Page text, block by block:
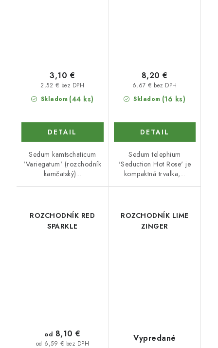
Skladom (44 ks)
2,52 € bez DPH
3,10 €
DETAIL
Sedum kamtschaticum
'Variegatum' (rozchodník
kamčatský)...
Skladom (16 ks)
6,67 € bez DPH
8,20 €
DETAIL
Sedum telephium
'Seduction Hot Rose' je
kompaktná trvalka,...
ROZCHODNÍK RED
SPARKLE
od 6,59 € bez DPH
od 8,10 €
ROZCHODNÍK LIME
ZINGER
Vypredané